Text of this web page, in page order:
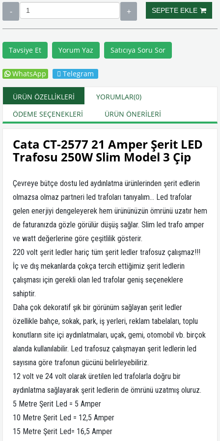
Tavsiye Et Yorum Yaz Satıcıya Soru Sor
WhatsApp Telegram
ÜRÜN ÖZELLIKLERI YORUMLAR(0)
ÖDEME SEÇENEKLERI
ÜRÜN ÖNERILERI
Cata CT-2577 21 Amper Şerit LED
Trafosu 250W Slim Model 3 Çip
Çevreye bütçe dostu led aydınlatma ürünlerinden şerit edlerin
olmazsa olmaz partneri led trafoları tanıyalım… Led trafolar
gelen enerjiyi dengeleyerek hem ürününüzün ömrünü uzatır hem
de faturanızda gözle görülür düşüş sağlar. Slim led trafo amper
ve watt değerlerine göre çeşitlilik gösterir.
220 volt şerit ledler hariç tüm şerit ledler trafosuz çalışmaz!!!
İç ve dış mekanlarda çokça tercih ettiğimiz şerit ledlerin
çalışması için gerekli olan led trafolar geniş seçeneklere
sahiptir.
Daha çok dekoratif şık bir görünüm sağlayan şerit ledler
özellikle bahçe, sokak, park, iş yerleri, reklam tabelaları, toplu
konutların site içi aydınlatmaları, uçak, gemi, otomobil vb. birçok
alanda kullanılabilir. Led trafosuz çalışmayan şerit ledlerin led
sayısına göre trafonun gücünü belirleyebiliriz.
12 volt ve 24 volt olarak üretilen led trafolarla doğru bir
aydınlatma sağlayarak şerit ledlerin de ömrünü uzatmış oluruz.
5 Metre Şerit Led = 5 Amper
10 Metre Şerit Led = 12,5 Amper
15 Metre Şerit Led= 16,5 Amper